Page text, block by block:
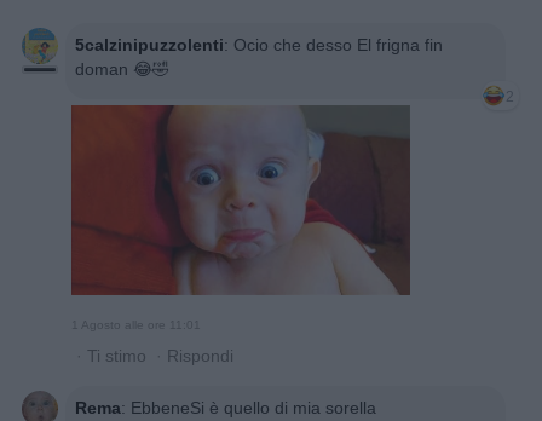
5calzinipuzzolenti: Ocio che desso El frigna fin
doman 😂🤣
2
1 Agosto alle ore 11:01
· Ti stimo · Rispondi
Rema: EbbeneSi è quello di mia sorella